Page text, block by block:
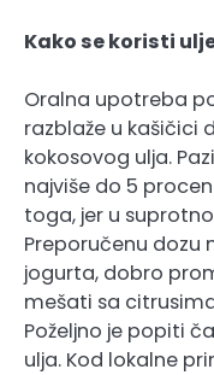
Kako se koristi
Oralna upotreba
razblaže u kašičici
kokosovog ulja.
najviše do 5
toga, jer u
Preporučenu dozu
jogurta, dobro
mešati sa
Poželjno je popiti
ulja. Kod lokalne